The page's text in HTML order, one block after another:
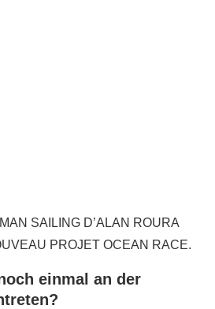
SAILING D’ALAN ROURA
PROJET OCEAN RACE.
einmal an der